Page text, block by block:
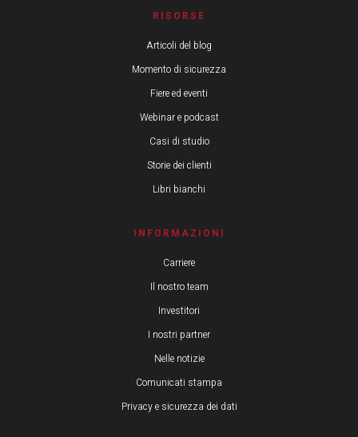
RISORSE
Articoli del blog
Momento di sicurezza
Fiere ed eventi
Webinar e podcast
Casi di studio
Storie dei clienti
Libri bianchi
INFORMAZIONI
Carriere
Il nostro team
Investitori
I nostri partner
Nelle notizie
Comunicati stampa
Privacy e sicurezza dei dati